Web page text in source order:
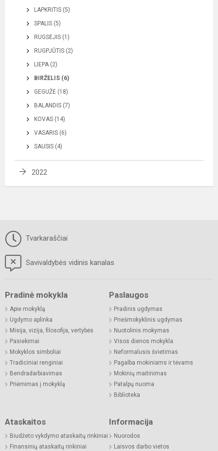
LAPKRITIS (5)
SPALIS (5)
RUGSĖJIS (1)
RUGPJŪTIS (2)
LIEPA (2)
BIRŽELIS (6)
GEGUŽĖ (18)
BALANDIS (7)
KOVAS (14)
VASARIS (6)
SAUSIS (4)
2022
Tvarkaraščiai
Savivaldybės vidinis kanalas
Pradinė mokykla
Apie mokyklą
Ugdymo aplinka
Misija, vizija, filosofija, vertybės
Pasiekimai
Mokyklos simboliai
Tradiciniai renginiai
Bendradarbiavimas
Priėmimas į mokyklą
Paslaugos
Pradinis ugdymas
Priešmokyklinis ugdymas
Nuotolinis mokymas
Visos dienos mokykla
Neformalusis švietimas
Pagalba mokiniams ir tėvams
Mokinių maitinimas
Patalpų nuoma
Biblioteka
Ataskaitos
Biudžeto vykdymo ataskaitų rinkiniai
Finansinių ataskaitų rinkiniai
Informacija
Nuorodos
Laisvos darbo vietos